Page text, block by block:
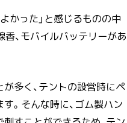
かった」と感じるものの中
香、モバイルバッテリーがあ
多く、テントの設営時にペ
。そんな時に、ゴム製ハン